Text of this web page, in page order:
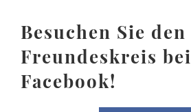
Besuchen Sie den
Freundeskreis bei
Facebook!